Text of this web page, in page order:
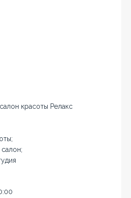
красоты Релакс